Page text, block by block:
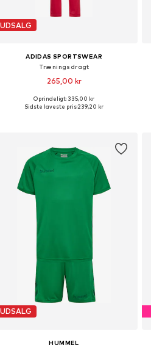
UDSALG
ADIDAS SPORTSWEAR
Træningsdragt
265,00 kr
Tilgængelige størrelser: 104, 110, 116, 128
Oprindeligt: 335,00 kr
Sidste laveste pris:239,20 kr
UDSALG
HUMMEL